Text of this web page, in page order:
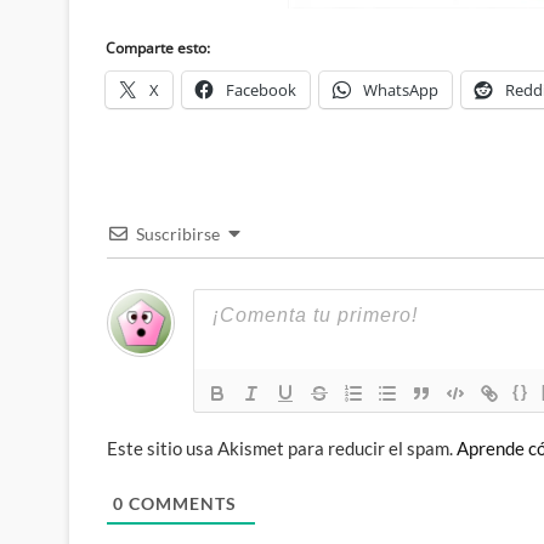
Comparte esto:
X Facebook WhatsApp
Suscribirse
{}
Este sitio usa Akismet para reducir el spam.Aprende
0 COMMENTS